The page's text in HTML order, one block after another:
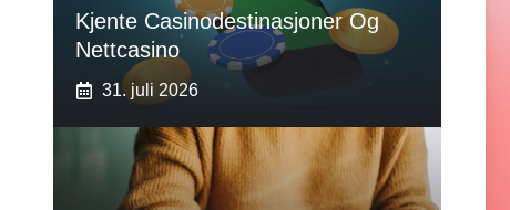
Kjente Casinodestinasjoner Og
Nettcasino
31. juli 2026